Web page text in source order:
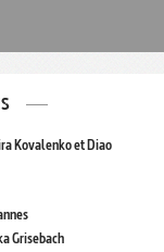
Kovalenko et Diao
Grisebach